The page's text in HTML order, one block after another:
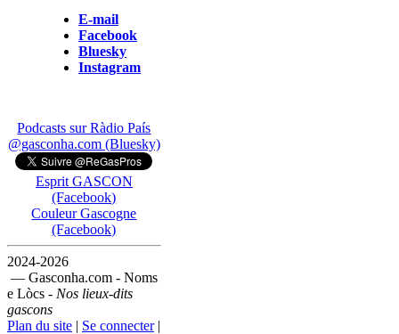
E-mail
Facebook
Bluesky
Instagram
Podcasts sur Ràdio País
@gasconha.com (Bluesky)
Esprit GASCON
(Facebook)
Couleur Gascogne
(Facebook)
2024-2026
— Gasconha.com - Noms
e Lòcs - Nos lieux-dits
gascons
Plan du site | Se connecter|